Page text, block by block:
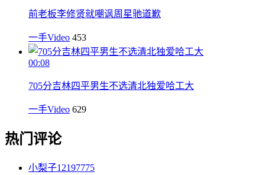
前老板李修贤就嘲讽周星驰道歉
一手Video 453
00:08
705分吉林四平男生不选清北独爱哈工大
一手Video 629
热门评论
小梨子12197775